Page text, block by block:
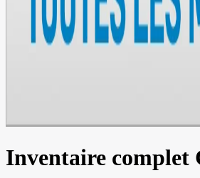
Inventaire complet